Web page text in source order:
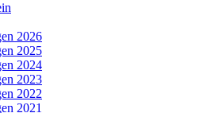
2026
2025
2024
2023
2022
2021